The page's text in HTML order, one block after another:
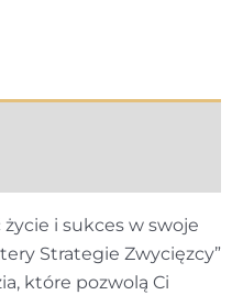
i sukces w swoje
Strategie Zwycięzcy”
które pozwolą Ci